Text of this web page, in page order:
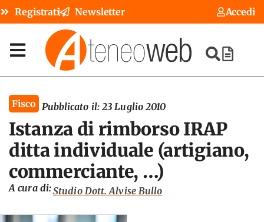
Registrati Newsletter Accedi
Fisco Pubblicato il: 23 Luglio 2010
Istanza di rimborso IRAP
ditta individuale (artigiano,
commerciante, …)
A cura di:Studio Dott. Alvise Bullo